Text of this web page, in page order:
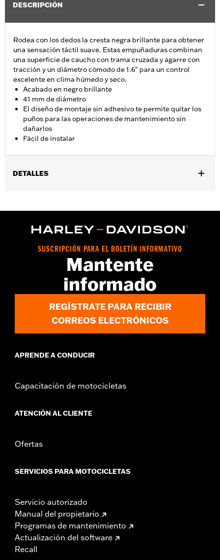
DESCRIPCIÓN
Rodea con los dedos la cresta negra brillante para obtener
una sensación táctil suave. Estas empuñaduras combinan
una superficie de caucho con trama cruzada y agarre con
tracción y un diámetro cómodo de 1.6" para un control
excelente en clima húmedo y seco.
Acabado en negro brillante
41 mm de diámetro
El diseño de montaje sin adhesivo te permite quitar los
puños para las operaciones de mantenimiento sin
dañarlos
Fácil de instalar
DETALLES
FXSBSE y FLSTSE 2011-2012) y modelos Touring 1996-2007.
Installation Instructions
vinRequerido:false
1 year limited warranty – Go to www.h-
d.com/warrantyfor full details
SUSCRIPCIÓN PARA EL BOLETÍN INFORMATIVO
Mantente
informado
REGÍSTRATE PARA RECIBIR
CORREOS ELECTRÓNICOS
APRENDE A CONDUCIR
Capacitación de motocicletas
ATENCIÓN AL CLIENTE
Ofertas
SERVICIOS PARA MOTOCICLETAS
Servicio autorizado
Manual del propietario
Programas de mantenimiento
Actualización del software
Recall